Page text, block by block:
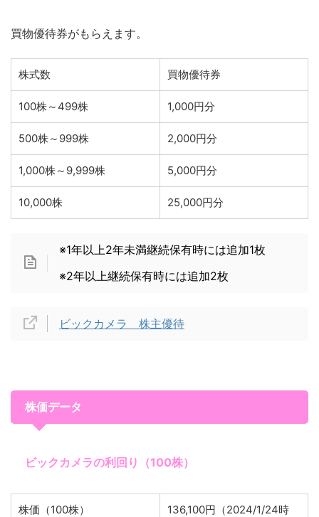
買物優待券がもらえます。
株式数 買物優待券
100株～499株 1,000円分
500株～999株 2,000円分
1,000株～9,999株 5,000円分
10,000株 25,000円分
※1年以上2年未満継続保有時には追加1枚
※2年以上継続保有時には追加2枚
ビックカメラ 株主優待
株価データ
ビックカメラの利回り（100株）
株価（100株）
136,100円（2024/1/24時